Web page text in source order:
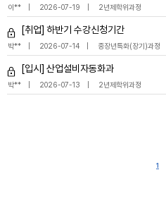
이** 2026-07-19 2년제학위과정
[취업] 하반기 수강신청기간
박** 2026-07-14 중장년특화(장기)과정
[입시] 산업설비자동화과
박** 2026-07-13 2년제학위과정
1